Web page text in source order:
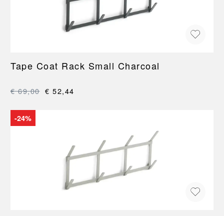
Tape Coat Rack Small Charcoal
€ 69,00 € 52,44
-24%